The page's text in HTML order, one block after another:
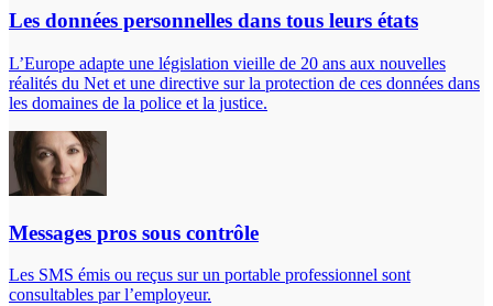
Les données personnelles dans tous leurs états
L’Europe adapte une législation vieille de 20 ans aux nouvelles
réalités du Net et une directive sur la protection de ces données dans
les domaines de la police et la justice.
Messages pros sous contrôle
Les SMS émis ou reçus sur un portable professionnel sont
consultables par l’employeur.